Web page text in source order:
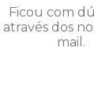
Ficou com
dos
mail.